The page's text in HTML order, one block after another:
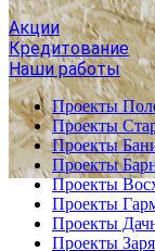
Акции
Кредитование
Наши работы
Проекты
Проекты
Проекты
Проекты
Проекты
Проекты
Проекты
Проекты Заря